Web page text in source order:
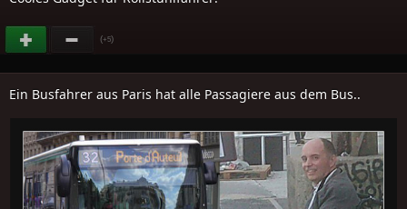
(+5)
Ein Busfahrer aus Paris hat alle Passagiere aus dem Bus..